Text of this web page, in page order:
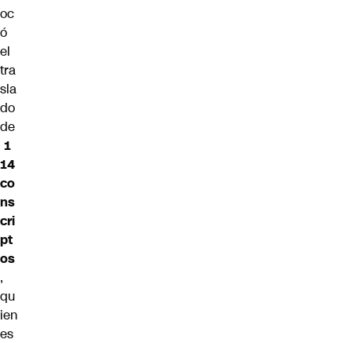
oc
ó
el
tra
sla
do
de
1
14
co
ns
cri
pt
os
,
qu
ien
es